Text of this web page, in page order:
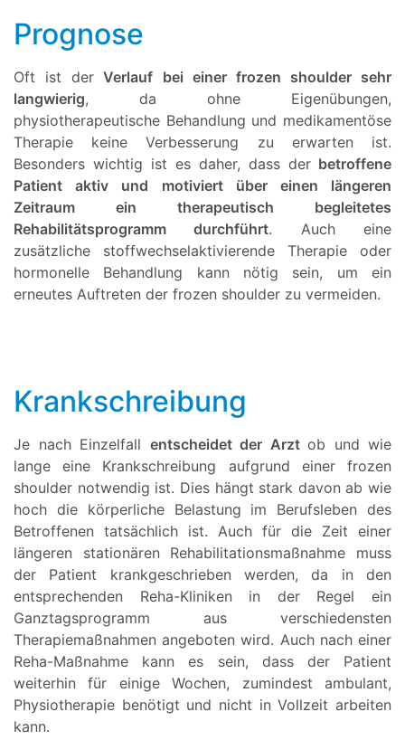
Prognose
Oft ist der Verlauf bei einer frozen shoulder sehr
langwierig, da ohne Eigenübungen,
physiotherapeutische Behandlung und medikamentöse
Therapie keine Verbesserung zu erwarten ist.
Besonders wichtig ist es daher, dass der betroffene
Patient aktiv und motiviert über einen längeren
Zeitraum ein therapeutisch begleitetes
Rehabilitätsprogramm durchführt. Auch eine
zusätzliche stoffwechselaktivierende Therapie oder
hormonelle Behandlung kann nötig sein, um ein
erneutes Auftreten der frozen shoulder zu vermeiden.
Krankschreibung
Je nach Einzelfall entscheidet der Arzt ob und wie
lange eine Krankschreibung aufgrund einer frozen
shoulder notwendig ist. Dies hängt stark davon ab wie
hoch die körperliche Belastung im Berufsleben des
Betroffenen tatsächlich ist. Auch für die Zeit einer
längeren stationären Rehabilitationsmaßnahme muss
der Patient krankgeschrieben werden, da in den
entsprechenden Reha-Kliniken in der Regel ein
Ganztagsprogramm aus verschiedensten
Therapiemaßnahmen angeboten wird. Auch nach einer
Reha-Maßnahme kann es sein, dass der Patient
weiterhin für einige Wochen, zumindest ambulant,
Physiotherapie benötigt und nicht in Vollzeit arbeiten
kann.